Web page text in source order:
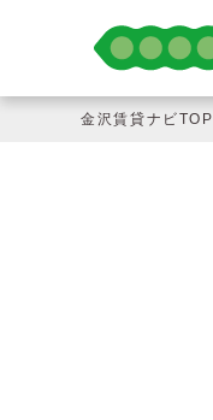
金沢賃貸ナビTOP